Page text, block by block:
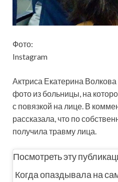
Фото:
Instagram
Актриса Екатерина Волкова
фото из больницы, на
с повязкой на лице. В
рассказала, что по
получила травму лица.
Посмотретьэту
Когда опаздывала на